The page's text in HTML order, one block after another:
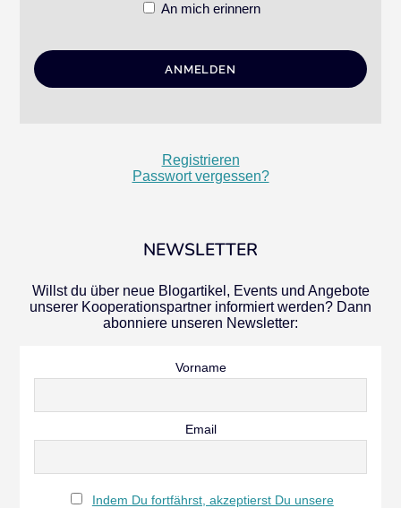
An mich erinnern
Registrieren
Passwort vergessen?
NEWSLETTER
Willst du über neue Blogartikel, Events und Angebote
unserer Kooperationspartner informiert werden? Dann
abonniere unseren Newsletter:
Vorname
Email
Indem Du fortfährst, akzeptierst Du unsere